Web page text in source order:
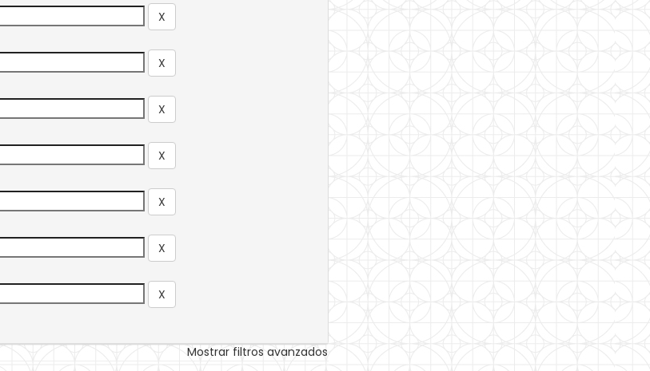
Mostrar filtros avanzados